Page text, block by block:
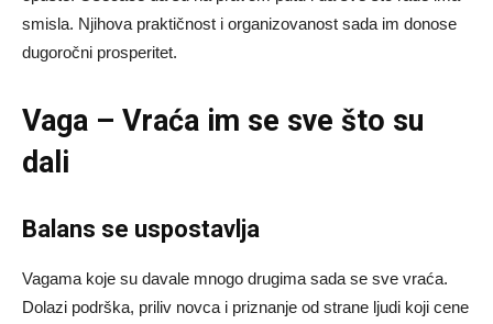
smisla. Njihova praktičnost i organizovanost sada im donose
dugoročni prosperitet.
Vaga – Vraća im se sve što su
dali
Balans se uspostavlja
Vagama koje su davale mnogo drugima sada se sve vraća.
Dolazi podrška, priliv novca i priznanje od strane ljudi koji cene